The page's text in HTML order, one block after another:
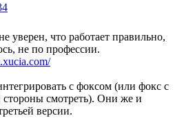
уверен, что работает правильно,
не по профессии.
с фоксом (или фокс с
стороны смотреть). Они же и
версии.